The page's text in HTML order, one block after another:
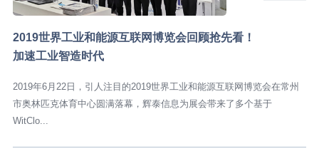
2019世界工业和能源互联网博览会回顾抢先看！
加速工业智造时代
2019年6月22日，引人注目的2019世界工业和能源互联网博览会在常州
市奥林匹克体育中心圆满落幕，辉泰信息为展会带来了多个基于
WitClo...